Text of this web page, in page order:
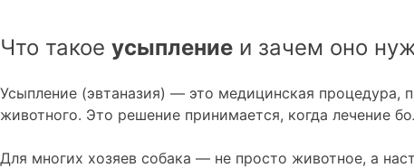
Что такое усыпление и зачем оно
Усыпление (эвтаназия) — это медицинская процедура,
животного. Это решение принимается, когда лечение
Для многих хозяев собака — не просто животное, а